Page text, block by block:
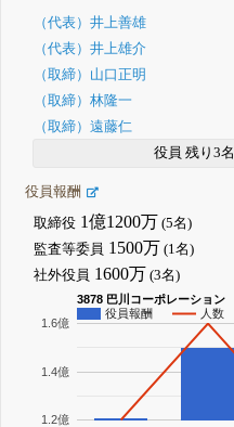
（代表）井上善雄
（代表）井上雄介
（取締）山口正明
（取締）林隆一
（取締）遠藤仁
役員 残り3名
役員報酬
取締役 1億1200万 (5名)
監査等委員 1500万 (1名)
社外役員 1600万 (3名)
3878 巴川コーポレーション
役員報酬
人数
1.2億
1.4億
1.6億